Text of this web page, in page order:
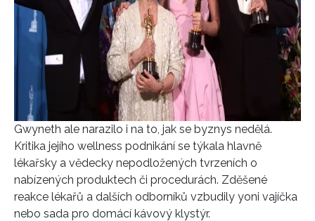
Gwyneth ale narazilo i na to, jak se byznys nedělá.
Kritika jejího wellness podnikání se týkala hlavně
lékařsky a vědecky nepodložených tvrzeních o
nabízených produktech či procedurách. Zděšené
reakce lékařů a dalších odborníků vzbudily yoni vajíčka
nebo sada pro domácí kávový klystýr.